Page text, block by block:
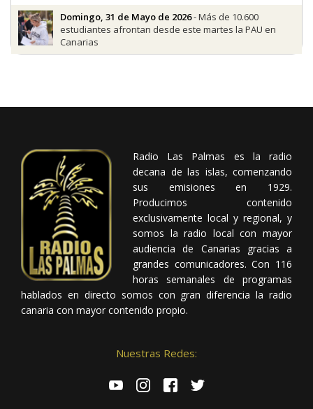
Domingo, 31 de Mayo de 2026- Más de 10.600
estudiantes afrontan desde este martes la PAU en
Canarias
Radio Las Palmas es la radio
decana de las islas, comenzando
sus emisiones en 1929.
Producimos contenido
exclusivamente local y regional, y
somos la radio local con mayor
audiencia de Canarias gracias a
grandes comunicadores. Con 116
horas semanales de programas
hablados en directo somos con gran diferencia la radio
canaria con mayor contenido propio.
Nuestras Redes: